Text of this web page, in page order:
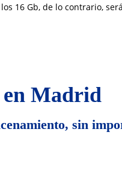
16 Gb, de lo contrario,
en Madrid
sin